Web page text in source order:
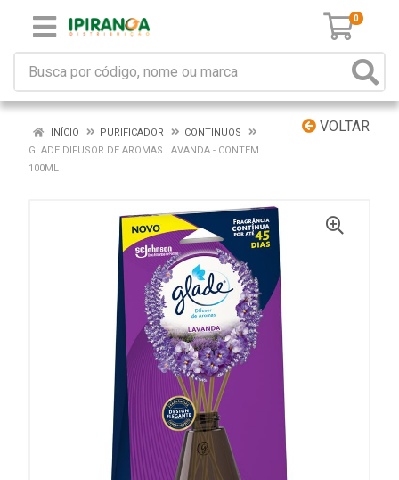
0
VOLTAR
INÍCIO PURIFICADOR
CONTINUOS
GLADE DIFUSOR DE AROMAS LAVANDA - CONTÉM
100ML